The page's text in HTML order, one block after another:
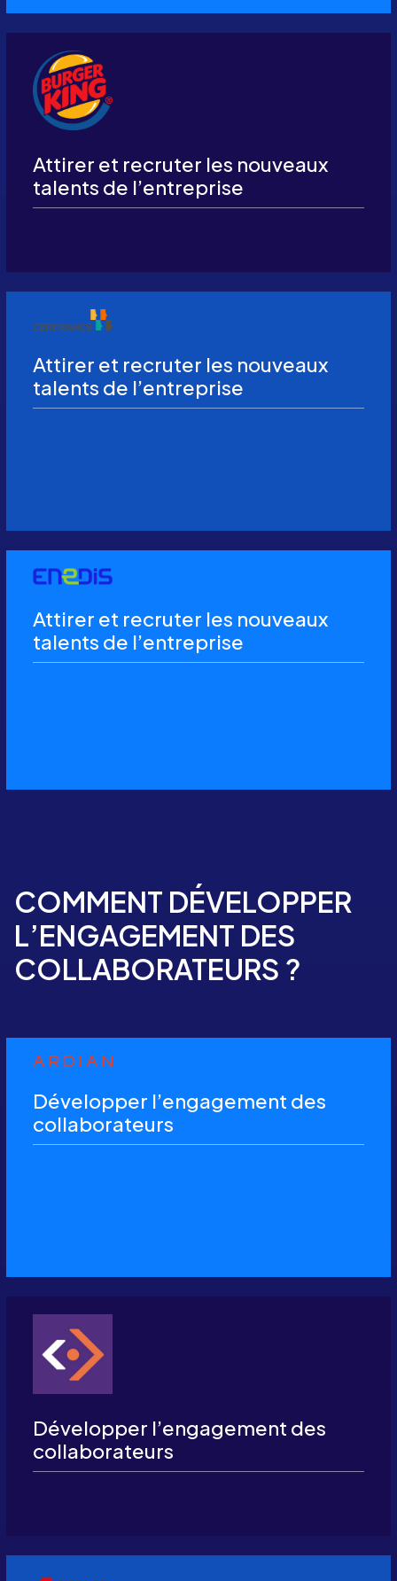
Attirer et recruter les nouveaux
talents de l’entreprise
Attirer et recruter les nouveaux
talents de l’entreprise
Attirer et recruter les nouveaux
talents de l’entreprise
COMMENT DÉVELOPPER
L’ENGAGEMENT DES
COLLABORATEURS ?
Développer l’engagement des
collaborateurs
Développer l’engagement des
collaborateurs